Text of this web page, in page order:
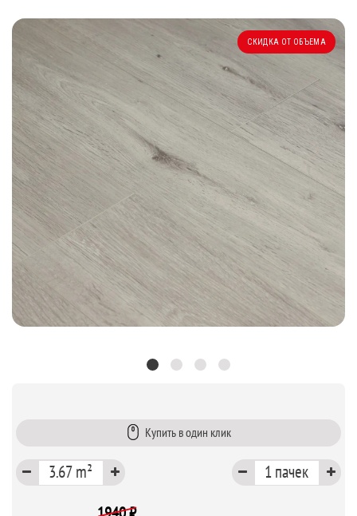
СКИДКА ОТ ОБЪЕМА
Купить в один клик